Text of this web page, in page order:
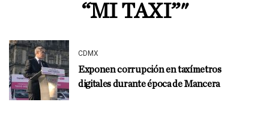
“MI TAXI”"
CDMX
Exponen corrupción en taxímetros
digitales durante época de Mancera